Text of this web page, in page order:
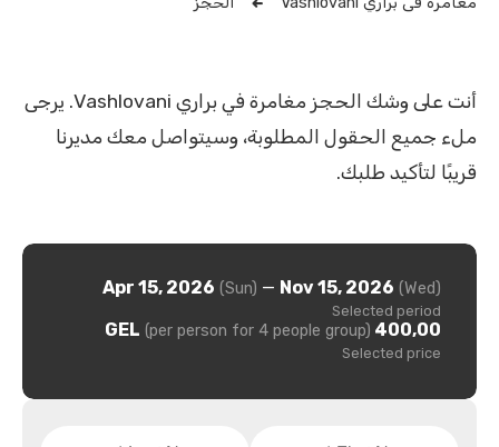
أنت على وشك الحجز مغامرة في براري Vashlovani. يرجى
ملء جميع الحقول المطلوبة، وسيتواصل معك مديرنا
قريبًا لتأكيد طلبك.
Apr 15, 2026 (Sun) — Nov 15, 2026 (Wed)
Selected period
400,00 GEL
(per person for 4 people group)
Selected price